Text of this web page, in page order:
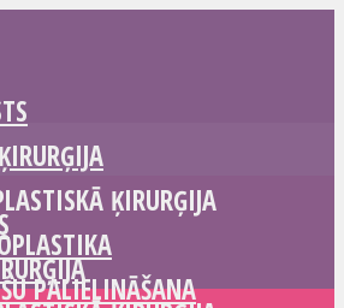
ĶIRURĢIJA
PALIELINĀŠANA